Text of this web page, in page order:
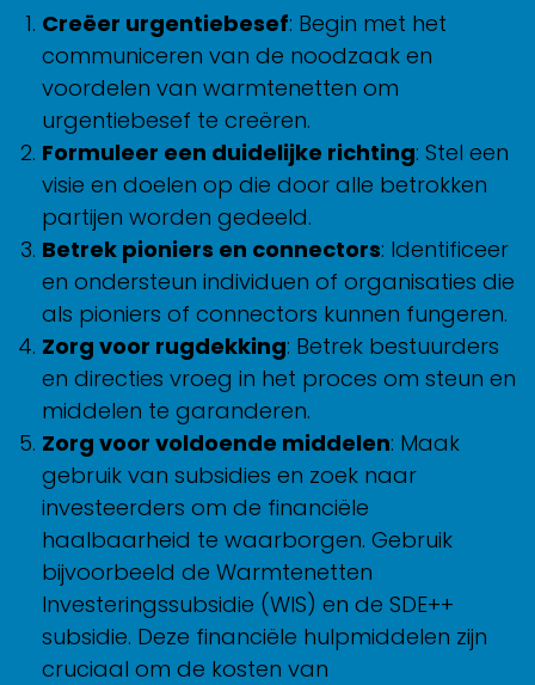
Creëer urgentiebesef: Begin met het
communiceren van de noodzaak en
voordelen van warmtenetten om
urgentiebesef te creëren.
Formuleer een duidelijke richting: Stel een
visie en doelen op die door alle betrokken
partijen worden gedeeld.
Betrek pioniers en connectors: Identificeer
en ondersteun individuen of organisaties die
als pioniers of connectors kunnen fungeren.
Zorg voor rugdekking: Betrek bestuurders
en directies vroeg in het proces om steun en
middelen te garanderen.
Zorg voor voldoende middelen: Maak
gebruik van subsidies en zoek naar
investeerders om de financiële
haalbaarheid te waarborgen. Gebruik
bijvoorbeeld de Warmtenetten
Investeringssubsidie (WIS) en de SDE++
subsidie. Deze financiële hulpmiddelen zijn
cruciaal om de kosten van